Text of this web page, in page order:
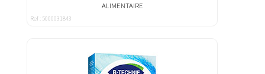
ALIMENTAIRE
Ref : 5000031843